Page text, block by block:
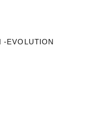
-EVOLUTION